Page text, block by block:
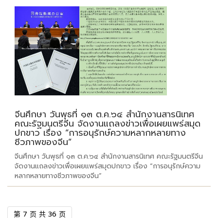
จีนศึกษา วันพุธที่ ๑๓ ต.ค.๖๔ สำนักงานสารนิเทศ
คณะรัฐมนตรีจีน จัดงานแถลงข่าวเพื่อเผยแพร่สมุด
ปกขาว เรื่อง “การอนุรักษ์ความหลากหลายทาง
ชีวภาพของจีน”
จีนศึกษา วันพุธที่ ๑๓ ต.ค.๖๔ สำนักงานสารนิเทศ คณะรัฐมนตรีจีน
จัดงานแถลงข่าวเพื่อเผยแพร่สมุดปกขาว เรื่อง “การอนุรักษ์ความ
หลากหลายทางชีวภาพของจีน”
第 7 页 共 36 页